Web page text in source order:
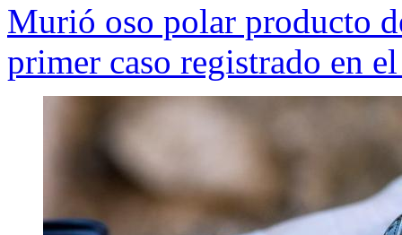
Murió oso polar producto
primer caso registrado en